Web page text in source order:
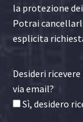
la protezione
Potrai
esplicita
Desideri
via email?
Sì, desidero